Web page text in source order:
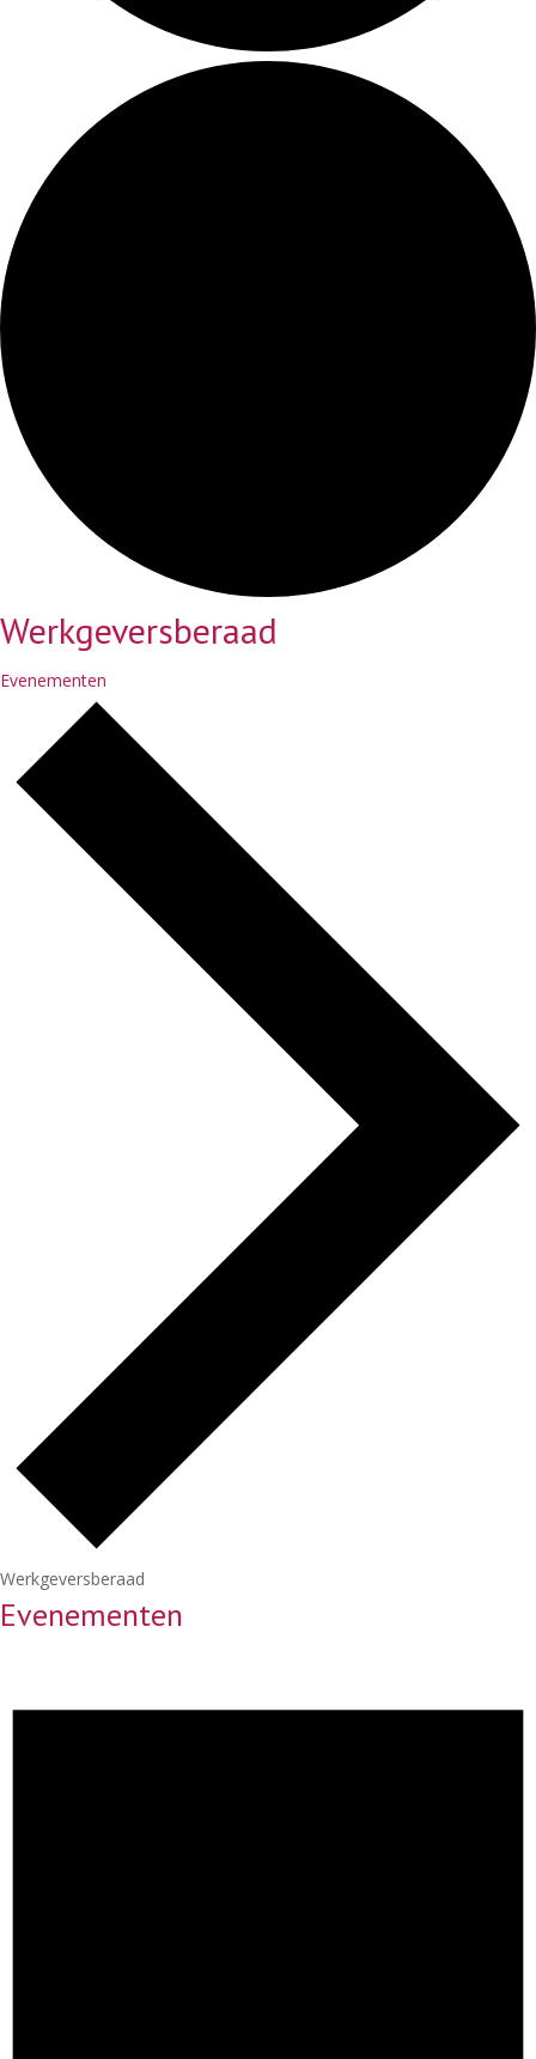
Werkgeversberaad
Evenementen
Werkgeversberaad
Evenementen